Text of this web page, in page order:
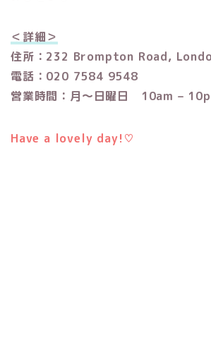
＜詳細＞
住所：232 Brompton Road,
電話：020 7584 9548
営業時間：月〜日曜日 10am –
Have a lovely day!♡